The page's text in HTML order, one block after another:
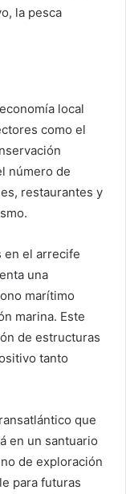
la pesca
local
como el
número de
restaurantes y
en el arrecife
una
marítimo
marina. Este
de estructuras
tanto
que
en un santuario
de exploración
para futuras